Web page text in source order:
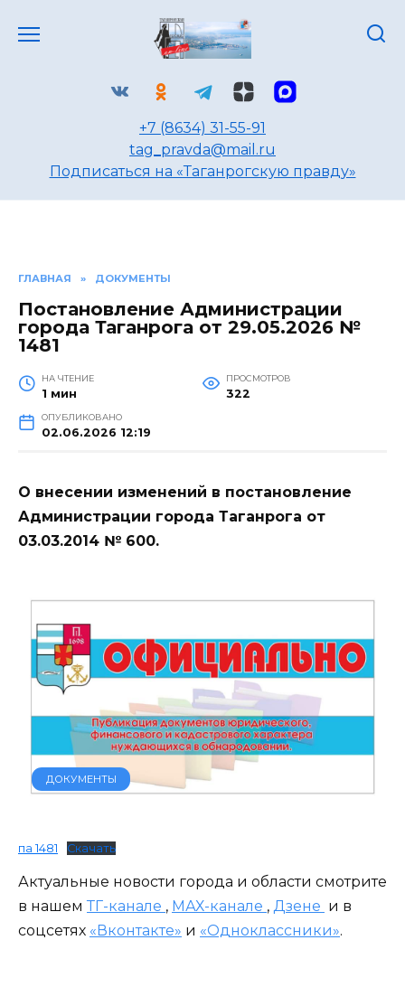
+7 (8634) 31-55-91
tag_pravda@mail.ru
Подписаться на «Таганрогскую правду»
ГЛАВНАЯ » ДОКУМЕНТЫ
Постановление Администрации
города Таганрога от 29.05.2026 №
1481
НА ЧТЕНИЕ
1 мин
ПРОСМОТРОВ
322
ОПУБЛИКОВАНО
02.06.2026 12:19
О внесении изменений в постановление
Администрации города Таганрога от
03.03.2014 № 600.
ДОКУМЕНТЫ
па 1481 Скачать
Актуальные новости города и области смотрите
в нашем ТГ-канале , МАХ-канале , Дзене и в
соцсетях «Вконтакте» и «Одноклассники».